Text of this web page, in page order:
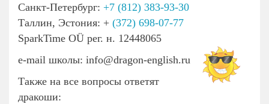
Санкт-Петербург: +7 (812) 383-93-30
Таллин, Эстония: + (372) 698-07-77
SparkTime OÜ рег. н. 12448065
e-mail школы: info@dragon-english.ru
Также на все вопросы ответят
дракоши: